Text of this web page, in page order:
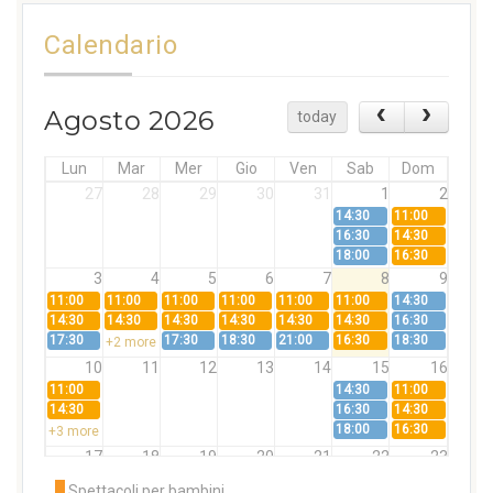
Calendario
Agosto 2026 today
Lun Mar Mer Gio Ven Sab
Dom
27
28 29 30 31 1 2
14:30
11:00
16:30
14:30
18:00
16:30
3 4 5 6 7 8 9
11:00 11:00 11:00 11:00 11:00 11:00
14:30
14:30
14:30 14:30 14:30 14:30 14:30
16:30
17:30
+2 more 17:30 18:30 21:00 16:30 18:30
10 11 12 13 14 15 16
11:00 14:30
11:00
14:30
16:30
14:30
+3 more
18:00 16:30
17 18 19 20 21 22 23
11:00